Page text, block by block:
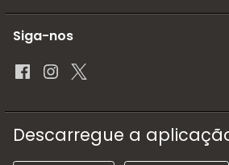
Siga-nos
Descarregue a